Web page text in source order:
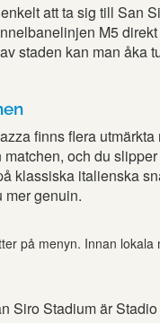
att ta sig till San
M5
staden kan man åka
finns flera
och du
klassiska italienska
mer genuin.
på menyn. Innan
Siro Stadium är